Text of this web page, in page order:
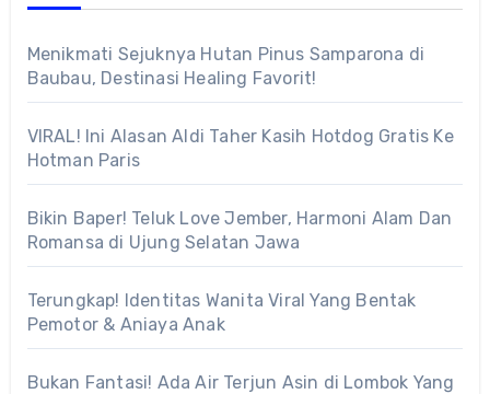
Menikmati Sejuknya Hutan Pinus Samparona di
Baubau, Destinasi Healing Favorit!
VIRAL! Ini Alasan Aldi Taher Kasih Hotdog Gratis Ke
Hotman Paris
Bikin Baper! Teluk Love Jember, Harmoni Alam Dan
Romansa di Ujung Selatan Jawa
Terungkap! Identitas Wanita Viral Yang Bentak
Pemotor & Aniaya Anak
Bukan Fantasi! Ada Air Terjun Asin di Lombok Yang